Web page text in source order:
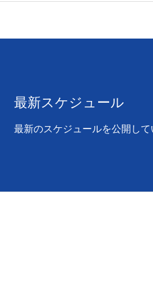
最新スケジュール
最新のスケジュールを公開して